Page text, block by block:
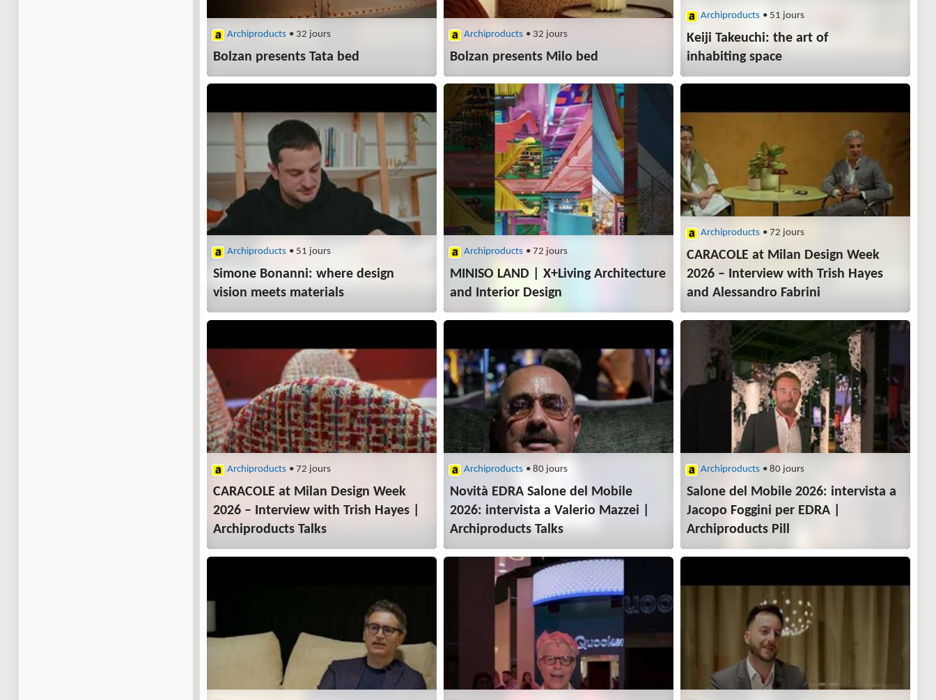
Archiproducts • 32 jours
Bolzan presents Tata bed
Archiproducts • 32 jours
Bolzan presents Milo bed
Archiproducts • 51 jours
Keiji Takeuchi: the art of
inhabiting space
Archiproducts • 51 jours
Simone Bonanni: where design
vision meets materials
Archiproducts • 72 jours
MINISO LAND | X+Living Architecture
and Interior Design
Archiproducts • 72 jours
CARACOLE at Milan Design Week
2026 – Interview with Trish Hayes
and Alessandro Fabrini
Archiproducts • 72 jours
CARACOLE at Milan Design Week
2026 – Interview with Trish Hayes |
Archiproducts Talks
Archiproducts • 80 jours
Novità EDRA Salone del Mobile
2026: intervista a Valerio Mazzei |
Archiproducts Talks
Archiproducts • 80 jours
Salone del Mobile 2026: intervista a
Jacopo Foggini per EDRA |
Archiproducts Pill